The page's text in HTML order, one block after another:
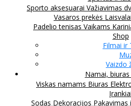
Sporto aksesuarai Važiavimas
Vasaros prekės
Padelio tenisas Vaikams
Shop
Filmai ir
Vaizdo
Namai,
Viskas namams Biuras
Įrankiai
Sodas Dekoracijos Pakavimas